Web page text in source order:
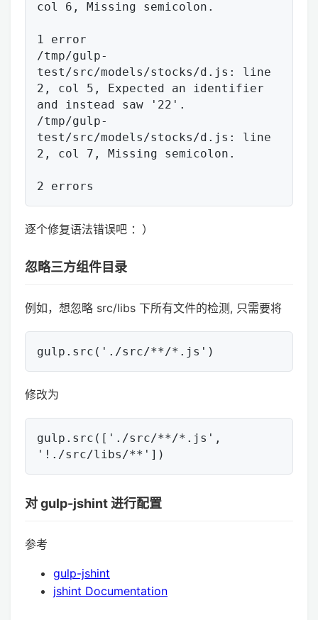
col 6, Missing semicolon.
1 error
/tmp/gulp-
test/src/models/stocks/d.js: line
2, col 5, Expected an identifier
and instead saw '22'.
/tmp/gulp-
test/src/models/stocks/d.js: line
2, col 7, Missing semicolon.
逐个修复语法错误吧 ：）
忽略三方组件目录
例如，想忽略 src/libs 下所有文件的检测, 只需要将
修改为
gulp.src(['./src/**/*.js',
对 gulp-jshint 进行配置
参考
gulp-jshint
jshint Documentation